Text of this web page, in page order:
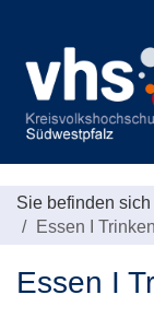
Sie befinden sich
Essen I Trinken
Essen I